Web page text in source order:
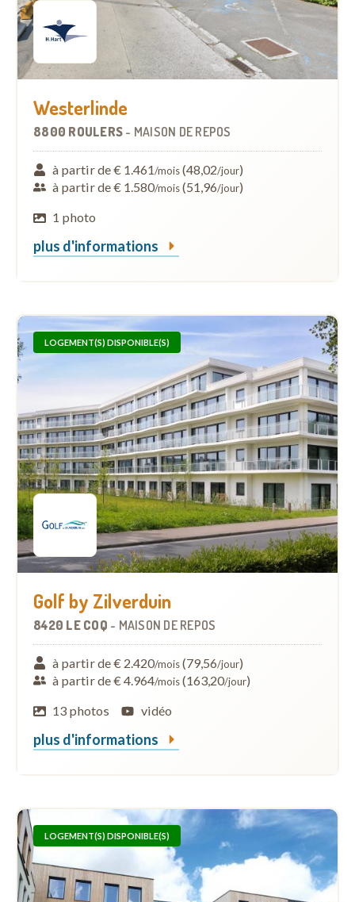
Westerlinde
8800 ROULERS - MAISON DE REPOS
à partir de € 1.461/mois(48,02/jour)
à partir de € 1.580/mois(51,96/jour)
1 photo
plus d'informations
LOGEMENT(S) DISPONIBLE(S)
Golf by Zilverduin
8420 LE COQ - MAISON DE REPOS
à partir de € 2.420/mois(79,56/jour)
à partir de € 4.964/mois(163,20/jour)
13 photos
vidéo
plus d'informations
LOGEMENT(S) DISPONIBLE(S)